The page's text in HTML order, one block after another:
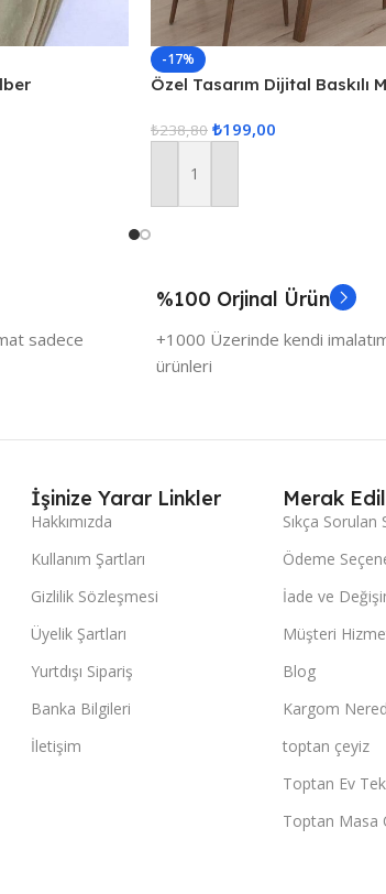
-17%
Özel Tasarım Dijital Baskılı
₺238,80 ₺199,00
Sepete Ekle
sadece
%100 Orjinal Ürün
+1000 Üzerinde kendi
ürünleri
İşinize Yarar Linkler
Hakkımızda
Kullanım Şartları
Gizlilik Sözleşmesi
Üyelik Şartları
Yurtdışı Sipariş
Banka Bilgileri
İletişim
Merak
Sıkça Sorulan
Ödeme
İade ve
Müşteri
Blog
Kargom
toptan çeyiz
Toptan Ev
Toptan Masa